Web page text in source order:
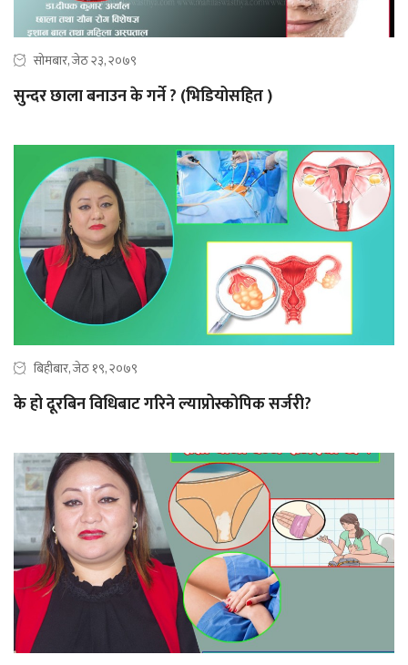
सोमबार, जेठ २३, २०७९
सुन्दर छाला बनाउन के गर्ने ? (भिडियोसहित )
बिहीबार, जेठ १९, २०७९
के हो दूरबिन विधिबाट गरिने ल्याप्रोस्कोपिक सर्जरी?